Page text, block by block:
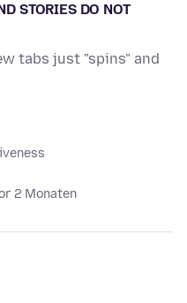
STORIES DO NOT
tabs just "spins" and
2 Monaten